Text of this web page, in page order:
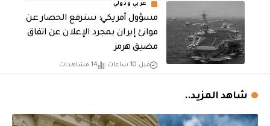
عربي ودولي
مسؤول أمريكي: سنرفع الحصار عن
موانئ إيران بمجرد الإعلان عن اتفاق
مضيق هرمز
قبل 10 ساعات 14 مشاهدات
شاهد المزيد..